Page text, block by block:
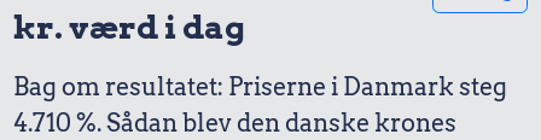
kr. værd i dag
Bag om resultatet: Priserne i Danmark steg
4.710 %. Sådan blev den danske krones